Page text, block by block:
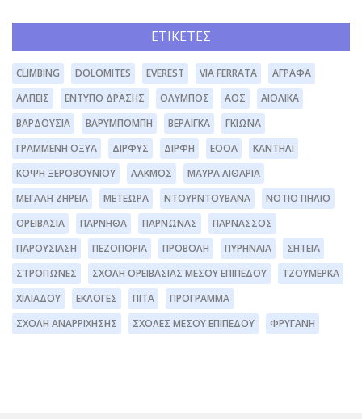
ΕΤΙΚΈΤΕΣ
CLIMBING DOLOMITES EVEREST VIA FERRATA
ΆΓΡΑΦΑ
ΆΛΠΕΙΣ
ΈΝΤΥΠΟ ΔΡΆΣΗΣ ΌΛΥΜΠΟΣ ΑΟΣ
ΑΙΟΛΙΚΆ
ΒΑΡΔΟΎΣΙΑ
ΒΑΡΥΜΠΌΜΠΗ ΒΕΡΛΊΓΚΑ
ΓΚΙΏΝΑ
ΓΡΑΜΜΈΝΗ ΟΞΥΆ
ΔΊΡΦΥΣ ΔΙΡΦΗ ΕΟΟΑ
ΚΑΝΤΉΛΙ
ΚΌΨΗ ΞΕΡΟΒΟΥΝΊΟΥ
ΛΆΚΜΟΣ
ΜΑΥΡΑ ΛΙΘΆΡΙΑ
ΜΕΓΆΛΗ ΖΉΡΕΙΑ
ΜΕΤΈΩΡΑ ΝΤΟΥΡΝΤΟΥΒΆΝΑ
ΝΌΤΙΟ ΠΉΛΙΟ
ΟΡΕΙΒΑΣΊΑ
ΠΆΡΝΗΘΑ ΠΆΡΝΩΝΑΣ
ΠΑΡΝΑΣΣΌΣ
ΠΑΡΟΥΣΊΑΣΗ
ΠΕΖΟΠΟΡΊΑ ΠΡΟΒΟΛΉ ΠΥΡΗΝΑΊΑ
ΣΗΤΕΊΑ
ΣΤΡΌΠΩΝΕΣ
ΣΧΟΛΉ ΟΡΕΙΒΑΣΊΑΣ ΜΈΣΟΥ ΕΠΙΠΈΔΟΥ
ΤΖΟΥΜΈΡΚΑ
ΧΙΛΙΑΔΟΎ
ΕΚΛΟΓΈΣ ΠΊΤΑ
ΠΡΌΓΡΑΜΜΑ
ΣΧΟΛΉ ΑΝΑΡΡΊΧΗΣΗΣ
ΣΧΟΛΕΣ ΜΕΣΟΥ ΕΠΙΠΕΔΟΥ ΦΡΥΓΑΝΗ